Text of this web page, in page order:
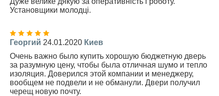
Установщики молодці.
Георгий 24.01.2020 Киев
Очень важно было купить хорошую бюджетную дверь
за разумную цену, чтобы была отличная шумо и тепло
изоляция. Доверился этой компании и менеджеру,
вообщем не подвели и не обманули. Двери получил
черещ новую почту.